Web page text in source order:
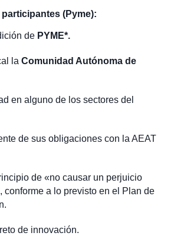
(Pyme):
de PYME*.
la Comunidad Autónoma de
en alguno de los sectores del
de sus obligaciones con la AEAT
de «no causar un perjuicio
conforme a lo previsto en el Plan de
de innovación.